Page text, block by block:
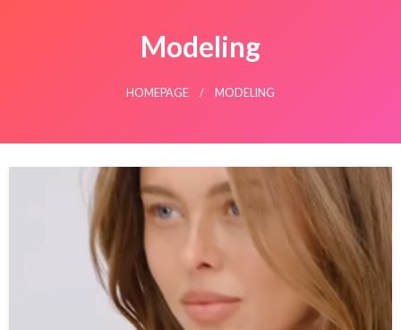
Modeling
HOMEPAGE MODELING